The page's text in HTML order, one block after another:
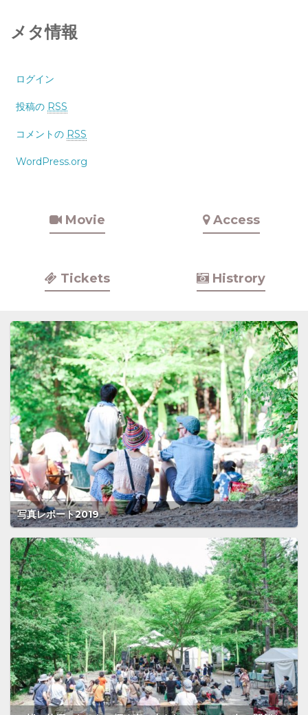
メタ情報
ログイン
投稿の RSS
コメントの RSS
WordPress.org
Movie Access
Tickets Histrory
写真レポート2019